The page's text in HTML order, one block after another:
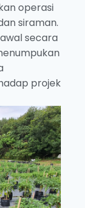
operasi
siraman.
secara
projek